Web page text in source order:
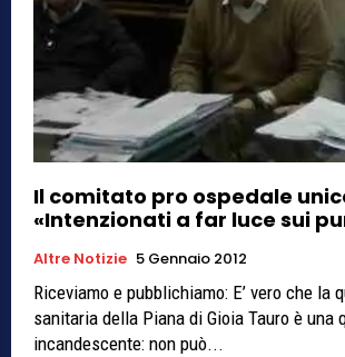
Il comitato pro ospedale
«Intenzionati a far luce sui
Altre Notizie 5 Gennaio 2012
Riceviamo e pubblichiamo: E’ vero che la questione
sanitaria della Piana di Gioia Tauro è una
incandescente: non può...